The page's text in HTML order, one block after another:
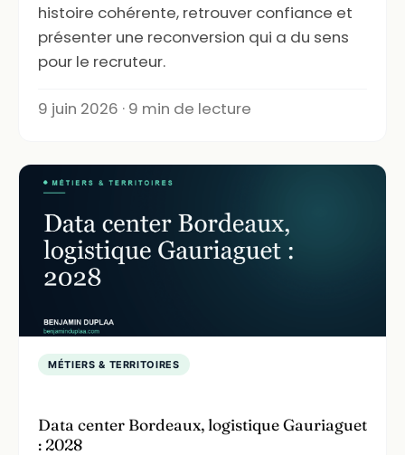
histoire cohérente, retrouver confiance et
présenter une reconversion qui a du sens
pour le recruteur.
9 juin 2026 · 9 min de lecture
MÉTIERS & TERRITOIRES
Data center Bordeaux, logistique Gauriaguet
: 2028